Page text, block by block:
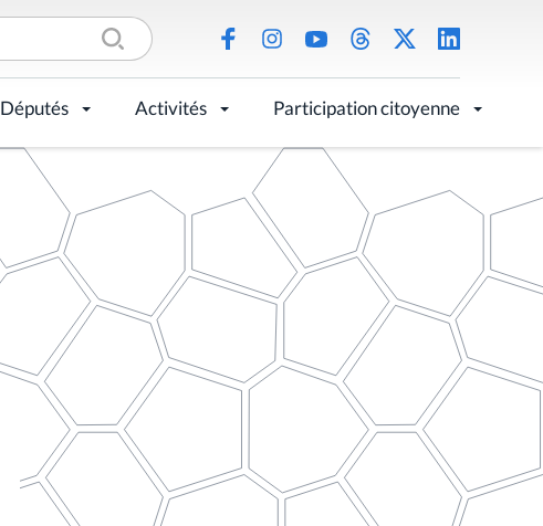
Députés Activités Participation citoyenne